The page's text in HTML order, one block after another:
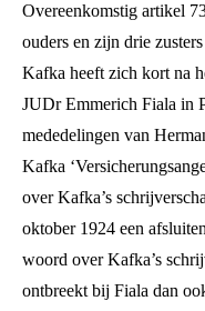
Overeenkomstig artikel
ouders en zijn drie
Kafka heeft zich kort na
JUDr Emmerich Fiala in
mededelingen van
Kafka
over Kafka’s
oktober 1924 een
woord over Kafka’s
ontbreekt bij Fiala dan